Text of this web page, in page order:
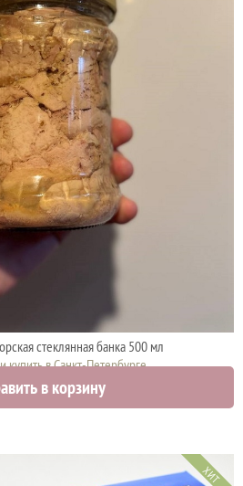
стеклянная банка 500 мл
купить в Санкт-Петербурге
руб. 950 руб.
в корзину
ХИТ